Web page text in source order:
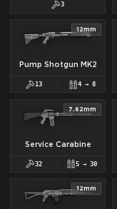
3
12mm
Pump Shotgun MK2
13 4→ 8
7.62mm
Service Carabine
32 5 →30
12mm